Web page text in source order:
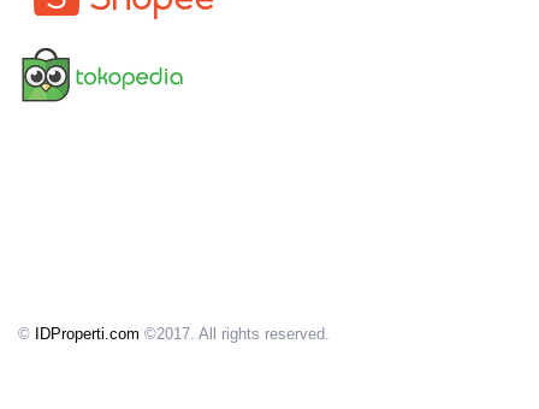
© IDProperti.com ©2017. All rights reserved.